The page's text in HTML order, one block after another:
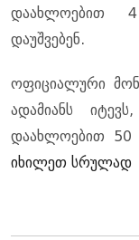
დაახლოებით
დაუშვებენ.
ოფიციალური
ადამიანს
დაახლოებით 50
იხილეთ სრულად